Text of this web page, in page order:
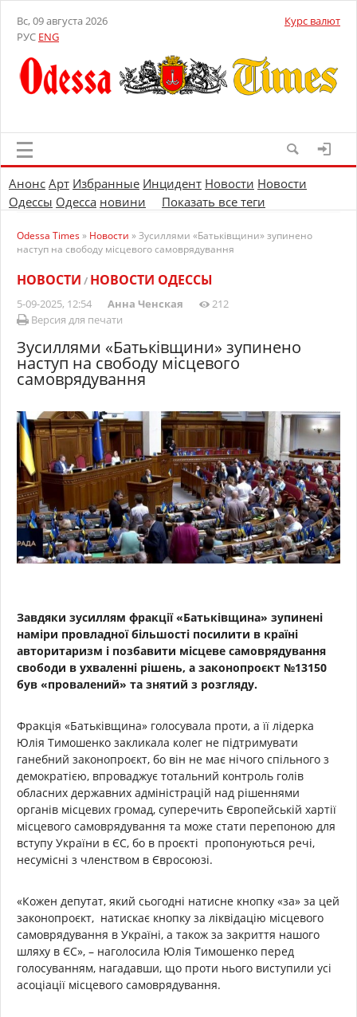
Вс, 09 августа 2026
РУС ENG
Курс валют
Анонс Арт Избранные Инцидент Новости Новости
Одессы Одесса новини Показать все теги
Odessa Times» Новости » Зусиллями «Батьківщини» зупинено
наступ на свободу місцевого самоврядування
НОВОСТИ / НОВОСТИ ОДЕССЫ
5-09-2025, 12:54 Анна Ченская
212
Версия для печати
Зусиллями «Батьківщини» зупинено
наступ на свободу місцевого
самоврядування
Завдяки зусиллям фракції «Батьківщина» зупинені
наміри провладної більшості посилити в країні
авторитаризм і позбавити місцеве самоврядування
свободи в ухваленні рішень, а законопроєкт №13150
був «провалений» та знятий з розгляду.
Фракція «Батьківщина» голосувала проти, а її лідерка
Юлія Тимошенко закликала колег не підтримувати
ганебний законопроєкт, бо він не має нічого спільного з
демократією, впроваджує тотальний контроль голів
обласних державних адміністрацій над рішеннями
органів місцевих громад, суперечить Європейській хартії
місцевого самоврядування та може стати перепоною для
вступу України в ЄС, бо в проєкті пропонуються речі,
несумісні з членством в Євросоюзі.
«Кожен депутат, який сьогодні натисне кнопку «за» за цей
законопроєкт, натискає кнопку за ліквідацію місцевого
самоврядування в Україні, а також за закриття нашого
шляху в ЄС», – наголосила Юлія Тимошенко перед
голосуванням, нагадавши, що проти нього виступили усі
асоціації місцевого самоврядування.